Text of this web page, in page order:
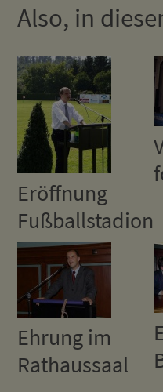
Also, in
Eröffnung
Fußballstadion
Ehrung im
Rathaussaal